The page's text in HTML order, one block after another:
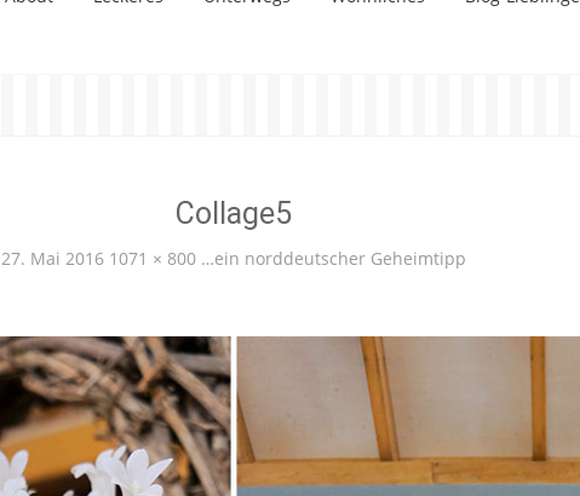
Collage5
27. Mai 2016 1071 × 800 …ein norddeutscher Geheimtipp